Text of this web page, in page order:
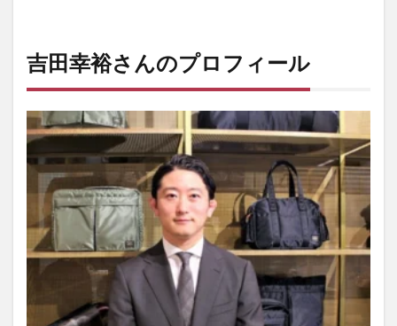
吉田幸裕さんのプロフィール